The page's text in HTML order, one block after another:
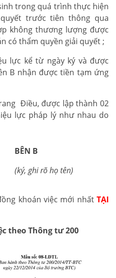
trong quá trình thực hiện
trước tiên thông qua
không thương lượng được
có thẩm quyền giải quyết ;
lực kể từ ngày ký và được
B nhận được tiền tạm ứng
Điều, được lập thành 02
lực pháp lý như nhau do
BÊN B
(ký, ghi rõ họ tên)
khoán việc mới nhất TẠI
theo Thông tư 200